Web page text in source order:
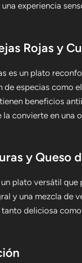
experiencia
Rojas y
es un plato
de especias como
beneficios
convierte en una
y Queso
plato versátil
y una mezcla de
deliciosa